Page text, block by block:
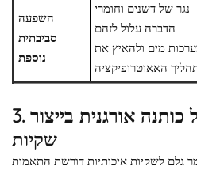
השפעה
סביבתית
נוספת
נגר של דשנים וחומרי
הדברה עלול לזהם
מים ולהאיץ את
האאוטרופיקציה
3. יישומי תהליך של כותנה אורגנית בייצור
שקיות
גלם לשקיות איכותיות דורשת התאמות